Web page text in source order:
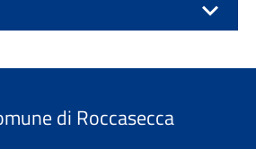
di Roccasecca